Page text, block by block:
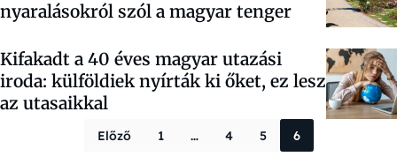
nyaralásokról szól a magyar tenger
Kifakadt a 40 éves magyar utazási
iroda: külföldiek nyírták ki őket, ez lesz
az utasaikkal
Bejegyzések
Előző 1 … 4 5 6